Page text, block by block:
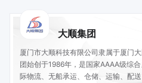
大顺集团
厦门市大顺科技有限公司隶属于厦门
团始创于1986年，是国家AAAA级综
际物流、无船承运、仓储、运输、配